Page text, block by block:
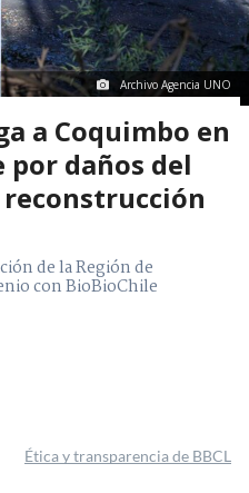
Archivo Agencia UNO
a Coquimbo en
por daños del
de la Región de
con BioBioChile
Ética y transparencia de BBCL